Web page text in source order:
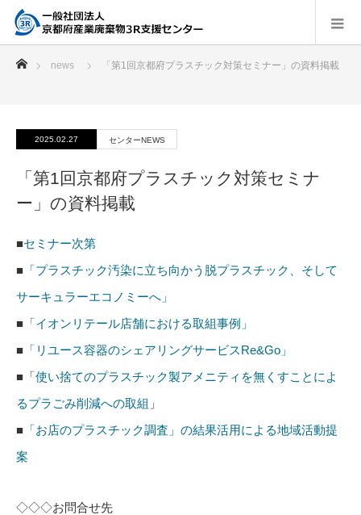
news 「第1回京都府プラスチック対策セミナー」の資料掲載
2025.02.27 センターNEWS
「第1回京都府プラスチック対策セミナ
ー」の資料掲載
■セミナー次第
■ 「プラスチック汚染に立ち向かう脱プラスチック、そして
サーキュラーエコノミーへ」
■ 「イオンリテール店舗における取組事例」
■ 「リユース容器のシェアリングサービスRe&Go」
■「使い捨てのプラスチック製アメニティを無くすことによ
るプラごみ削減への取組 」
■ 「お店のプラスチック調査」の結果活用による地域活動提
案
◇◇◇お問合せ先